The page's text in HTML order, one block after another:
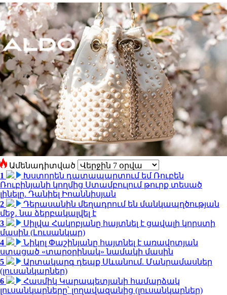
Ամենադիտված
1
Խստորեն դատապարտում եմ Ռուբեն
Ռուբինյանի կողմից Ստամբուլում թուրք տեսած
լինելը. Դանիել Իոաննիսյան
2
Դերասանին մեղադրում են մանկապղծության
մեջ․ նա ձերբակալվել է
3
Սիլվա Հակոբյանը հայտնել է ցավալի կորստի
մասին (Լուսանկար)
4
Նիկոլ Փաշինյանը հայտնել է առավոտյան
ստացած «տարօրինակ» նամակի մասին
5
Արտակարգ դեպք Սևանում. Մանրամասներ
(լուսանկարներ)
6
Հասմիկ Կարապետյանի համարձակ
լուսանկարները՝ լողավազանից (լուսանկարներ)